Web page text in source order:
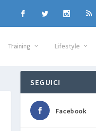
Training Lifestyle
SEGUICI
Facebook